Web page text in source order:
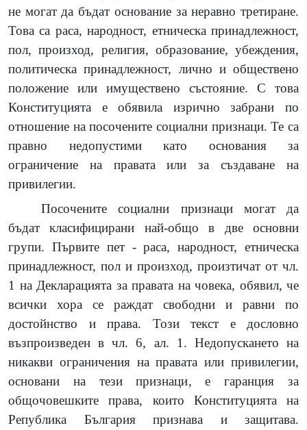
не могат да бъдат основание за неравно третиране.
Това са раса, народност, етническа принадлежност,
пол, произход, религия, образование, убеждения,
политическа принадлежност, лично и обществено
положение или имуществено състояние. С това
Конституцията е обявила изрично забрани по
отношение на посочените социални признаци. Те са
правно недопустими като основания за
ограничение на правата или за създаване на
привилегии.
Посочените социални признаци могат да
бъдат класифицирани най-общо в две основни
групи. Първите пет - раса, народност, етническа
принадлежност, пол и произход, произтичат от чл.
1 на Декларацията за правата на човека, обявил, че
всички хора се раждат свободни и равни по
достойнство и права. Този текст е дословно
възпроизведен в чл. 6, ал. 1. Недопускането на
никакви ограничения на правата или привилегии,
основани на тези признаци, е гаранция за
общочовешките права, които Конституцията на
Република България признава и защитава.